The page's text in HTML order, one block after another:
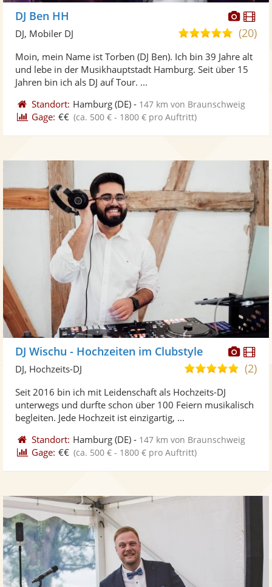
Fotos
DJ Ben HH
5,0
5
(20)
DJ, Mobiler DJ
Moin, mein Name ist Torben (DJ Ben). Ich bin 39 Jahre alt
und lebe in der Musikhauptstadt Hamburg. Seit über 15
Jahren bin ich als DJ auf Tour. ...
Standort: Hamburg (DE) - 147 km von Braunschweig
Gage: €€ (ca. 500 € - 1800 € pro Auftritt)
DJ Wischu - Hochzeiten im Clubstyle
5,0(2)
DJ, Hochzeits-DJ
Seit 2016 bin ich mit Leidenschaft als Hochzeits-DJ
unterwegs und durfte schon über 100 Feiern musikalisch
begleiten. Jede Hochzeit ist einzigartig, ...
Standort: Hamburg (DE) - 147 km von Braunschweig
Gage: €€ (ca. 500 € - 1800 € pro Auftritt)